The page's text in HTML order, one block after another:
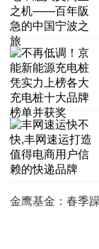
金鹰基金：春季